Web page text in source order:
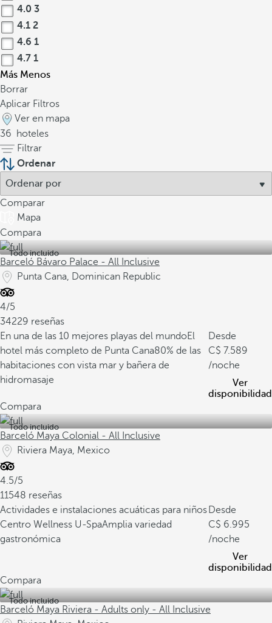
4.0 3
4.1 2
4.6 1
4.7 1
Más Menos
Borrar
Aplicar Filtros
Ver en mapa
36
hoteles
Filtrar
Ordenar
Comparar
Mapa
Compara
Todo incluido
Barceló Bávaro Palace - All Inclusive
Punta Cana, Dominican Republic
4/5
34229 reseñas
En una de las 10 mejores playas del mundoEl
hotel más completo de Punta Cana80% de las
habitaciones con vista mar y bañera de
hidromasaje
Desde
7.589
/noche
Ver
disponibilidad
Compara
Todo incluido
Barceló Maya Colonial - All Inclusive
Riviera Maya, Mexico
4.5/5
11548 reseñas
Actividades e instalaciones acuáticas para niños
Centro Wellness U-SpaAmplia variedad
gastronómica
Desde
6.995
/noche
Ver
disponibilidad
Compara
Todo incluido
Barceló Maya Riviera - Adults only - All Inclusive